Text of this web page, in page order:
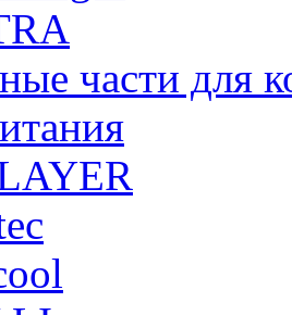
части для